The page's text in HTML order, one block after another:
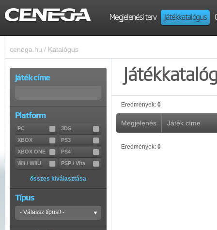
Megjelenési terv Játékkatalógus
cenega.hu / Katalógus
Játék címe
Platform
PC
3DS
XBOX
PS3
XBOX ONE
PS4
Wii / WiiU
PSP / Vita
összes kiválasztása
Típus
Eredmények: 0
Megjelenés Játék címe
Eredmények: 0